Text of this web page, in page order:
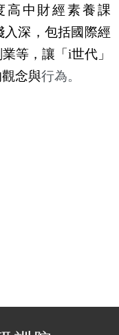
高中財經素養課
深，包括國際經
等，讓「i世代」
念與行為。